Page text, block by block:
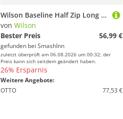
Wilson Baseline Half Zip Long Sleeve T-shirt Blau L Frau
von Wilson
Bester Preis
56,99 €
gefunden bei SmashInn
zuletzt überprüft am 06.08.2026 um 00:32; der
Preis kann sich seitdem geändert haben.
26% Ersparnis
Weitere Angebote:
OTTO
77,53 €